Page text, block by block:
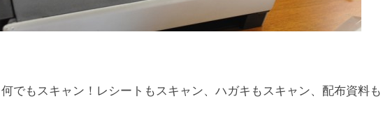
でもスキャン！レシートもスキャン、ハガキもスキャン、配布資料も